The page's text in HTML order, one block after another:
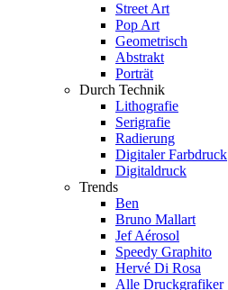
Street Art
Pop Art
Geometrisch
Abstrakt
Porträt
Durch Technik
Lithografie
Serigrafie
Radierung
Digitaler Farbdruck
Digitaldruck
Trends
Ben
Bruno Mallart
Jef Aérosol
Speedy Graphito
Hervé Di Rosa
Alle Druckgrafiker